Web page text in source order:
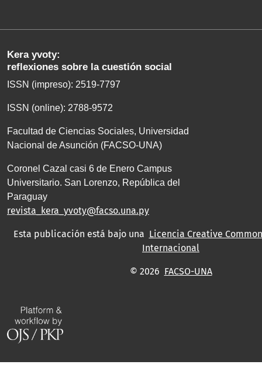
Kera yvoty:
reflexiones sobre la cuestión social
ISSN (impreso): 2519-7797
ISSN (online): 2788-9572
Facultad de Ciencias Sociales, Universidad
Nacional de Asunción (FACSO-UNA)
Coronel Cazal casi 6 de Enero Campus
Universitario. San Lorenzo, República del
Paraguay
revista_kera_yvoty@facso.una.py
Esta publicación está bajo una Licencia Creative
Internacional
© 2026 FACSO-UNA